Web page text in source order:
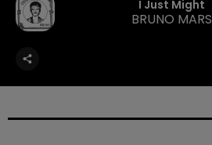
I Just Might
BRUNO MARS